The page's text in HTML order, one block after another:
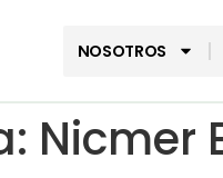
NOSOTROS
Nicmer